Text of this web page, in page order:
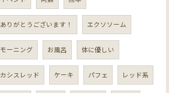
ありがとうございます！ エクソソーム
モーニング お風呂 体に優しい
カシスレッド ケーキ パフェ レッド系